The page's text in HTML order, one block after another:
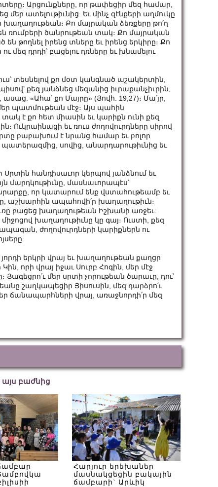
Արցունքները, որ թափեցիր մեզ համար,
ատելութիւնից: Եւ մինչ զէնքերի աղմուկը
Քո մայրական ձեռքերը թո՛ղ
ռումբերի ծանրութեան տակ։ Քո մայրական
թողնել իրենց տները եւ իրենց երկիրը։ Քո
դրդի՝ բացելու դռները եւ խնամելու
տեսնելով քո մօտ կանգնած աշակերտին,
քեզ յանձնեց մեզանից իւրաքանչիւրին,
«Ահա՛ քո Մայրը» (Յովհ. 19,27)։ Մա՛յր,
մեր պատմութեան մէջ։ Այս պահին
տակ է քո հետ միասին եւ կարիքն ունի քեզ
Ուկրաինացի եւ ռուս ժողովուրդները սիրով
բաբախում է նրանց համար եւ բոլոր
սովից, անարդարութիւնից եւ
հանդիսաւոր կերպով յանձնում եւ
մարդկութիւնը, մասնաւորապէս՝
որ կատարում ենք վստահութեամբ եւ
աշխարհին ապահովի՛ր խաղաղութիւն։
բացեց խաղաղութեան Իշխանի առջեւ:
խաղաղութիւնը կը գայ։ Ուստի, քեզ
ժողովուրդների կարիքներն ու
երկրի վրայ եւ խաղաղութեան քաղցր
որի վրայ իջաւ Սուրբ Հոգին, մեր մէջ
մեր սրտի չորութեան ծարաւը, դու՝
շաղկապեցիր Յիսուսին, մեզ դարձրո՛ւ
ճանապարհների վրայ, առաջնորդի՛ր մեզ
այս բաժնից
Հարյուր երեխաներ
մասնակցեցին բակային
ճամբարի` Արևիկ